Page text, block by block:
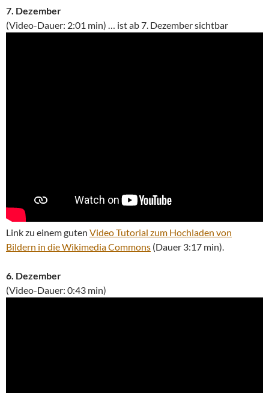
7. Dezember
(Video-Dauer: 2:01 min) … ist ab 7. Dezember sichtbar
Link zu einem guten Video Tutorial zum Hochladen von
Bildern in die Wikimedia Commons (Dauer 3:17 min).
6. Dezember
(Video-Dauer: 0:43 min)